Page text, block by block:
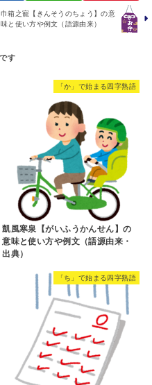
巾箱之寵【きんそうのちょう】の意
味と使い方や例文（語源由来）
「か」で始まる四字熟語
凱風寒泉【がいふうかんせん】の
意味と使い方や例文（語源由来・
出典）
「ち」で始まる四字熟語